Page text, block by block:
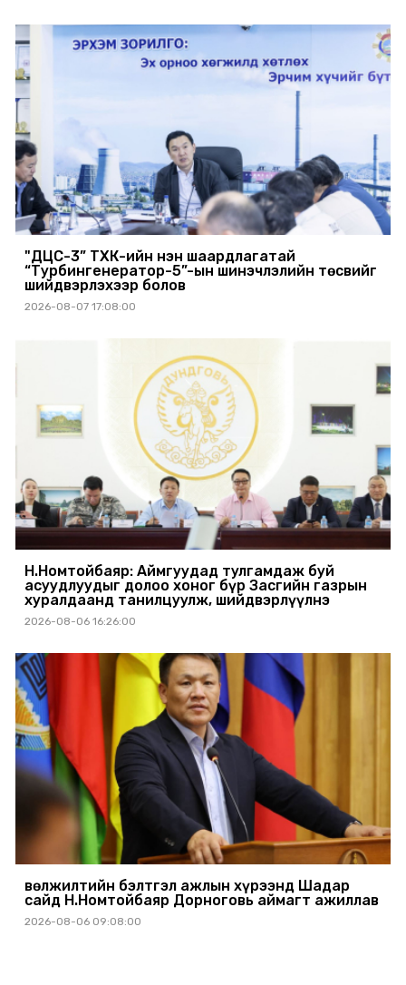
"ДЦС-3” ТӨХК-ийн нэн шаардлагатай
“Турбингенератор-5”-ын шинэчлэлийн төсвийг
шийдвэрлэхээр болов
2026-08-07 17:08:00
Н.Номтойбаяр: Аймгуудад тулгамдаж буй
асуудлуудыг долоо хоног бүр Засгийн газрын
хуралдаанд танилцуулж, шийдвэрлүүлнэ
2026-08-06 16:26:00
Өвөлжилтийн бэлтгэл ажлын хүрээнд Шадар
сайд Н.Номтойбаяр Дорноговь аймагт ажиллав
2026-08-06 09:08:00